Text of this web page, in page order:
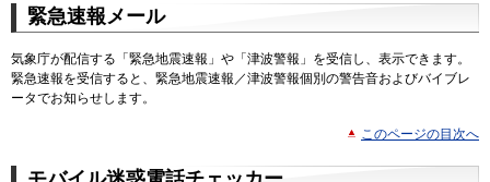
緊急速報メール
気象庁が配信する「緊急地震速報」や「津波警報」を受信し、表示できます。
緊急速報を受信すると、緊急地震速報／津波警報個別の警告音およびバイブレ
ータでお知らせします。
このページの目次へ